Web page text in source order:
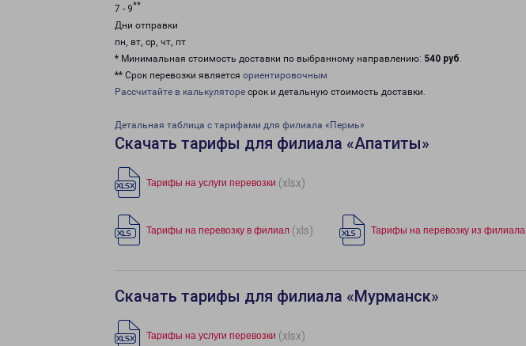
7 - 9**
Дни отправки
пн, вт, ср, чт, пт
* Минимальная стоимость доставки по выбранному направлению: 540 руб.
** Срок перевозки является ориентировочным
Рассчитайте в калькуляторе срок и детальную стоимость доставки.
Детальная таблица с тарифами для филиала «Пермь»
Скачать тарифы для филиала «Апатиты»
Тарифы на услуги перевозки (xlsx)
Тарифы на перевозку в филиал (xls) Тарифы на перевозку из филиала
Скачать тарифы для филиала «Мурманск»
Тарифы на услуги перевозки (xlsx)